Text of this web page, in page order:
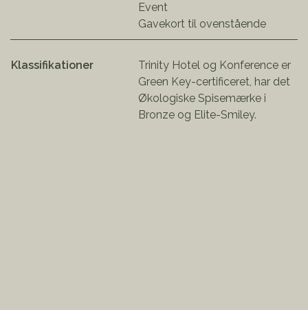
Event
Gavekort til ovenstående
Klassifikationer
Trinity Hotel og Konference er
Green Key-certificeret, har det
Økologiske Spisemærke i
Bronze og Elite-Smiley.